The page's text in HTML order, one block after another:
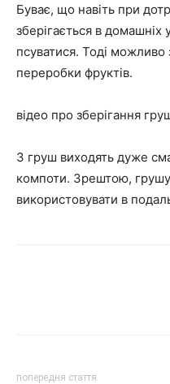
Буває, що навіть при
зберігається в
псуватися. Тоді
переробки фруктів.
відео про зберігання
З груш виходять дуже
компоти. Зрештою, грушу
використовувати в
попередня стаття